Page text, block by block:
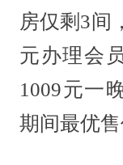
房仅剩3间
元办理会
1009元一
期间最优售